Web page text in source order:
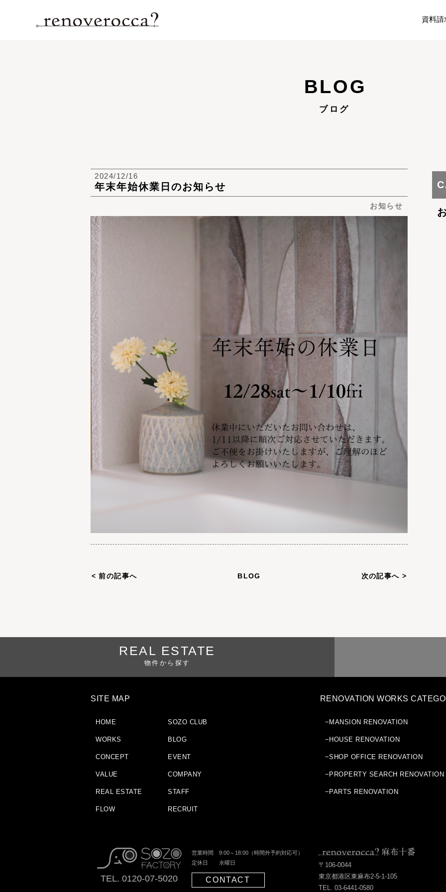
資料請
BLOG
ブログ
2024/12/16
年末年始休業日のお知らせ
お知らせ
< 前の記事へ 次の記事へ >
BLOG
REAL ESTATE
物件から探す
SITE MAP
HOME
WORKS
CONCEPT
VALUE
REAL ESTATE
FLOW
SOZO CLUB
BLOG
EVENT
COMPANY
STAFF
RECRUIT
RENOVATION WORKS
−MANSION RENOVATION
−HOUSE RENOVATION
−SHOP OFFICE RENOVATION
−PROPERTY SEARCH RENOVATION
−PARTS RENOVATION
TEL. 0120-07-5020
営業時間 9:00～18:00（時間外予約対応可）
定休日 水曜日
CONTACT
〒106-0044
東京都港区東麻布2-5-1-105
TEL. 03-6441-0580